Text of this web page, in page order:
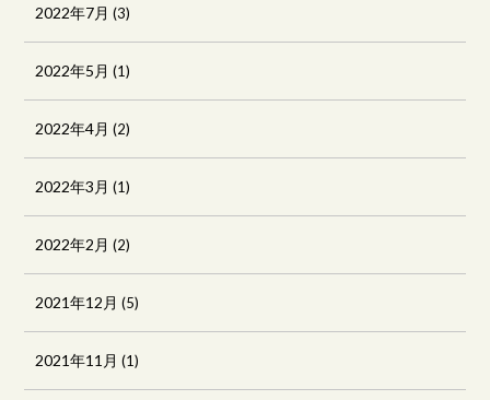
2022年7月 (3)
2022年5月 (1)
2022年4月 (2)
2022年3月 (1)
2022年2月 (2)
2021年12月 (5)
2021年11月 (1)